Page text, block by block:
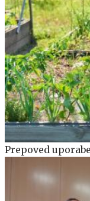
Prepoved